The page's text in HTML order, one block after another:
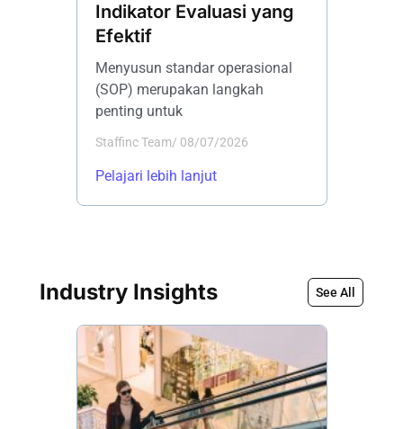
Indikator Evaluasi yang
Efektif
Menyusun standar operasional
(SOP) merupakan langkah
penting untuk
Staffinc Team/ 08/07/2026
Pelajari lebih lanjut
Industry Insights See All